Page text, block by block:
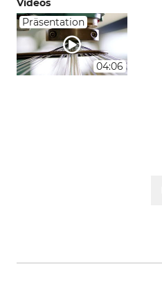
Videos
Präsentation
04:06